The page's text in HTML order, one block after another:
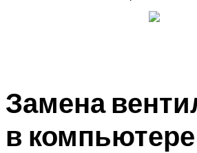
Замена
в компьютере